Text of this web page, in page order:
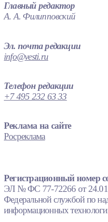
Главный редактор
А. А. Филипповский
Эл. почта редакции
info@vesti.ru
Телефон редакции
+7 495 232 63 33
Реклама на сайте
Росреклама
Регистрационный номер
ЭЛ № ФС 77-72266 от
Федеральной службой по
информационных